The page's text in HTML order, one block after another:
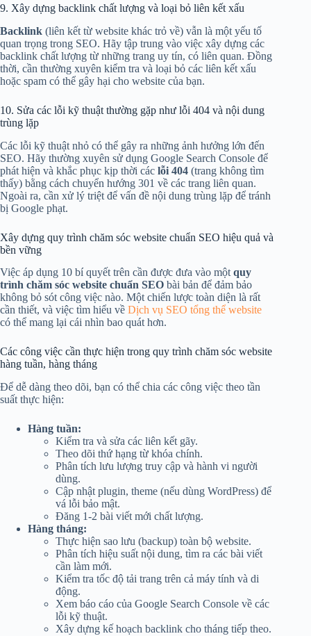
9. Xây dựng backlink chất lượng và loại bỏ liên kết xấu
Backlink (liên kết từ website khác trỏ về) vẫn là một yếu tố
quan trọng trong SEO. Hãy tập trung vào việc xây dựng các
backlink chất lượng từ những trang uy tín, có liên quan. Đồng
thời, cần thường xuyên kiểm tra và loại bỏ các liên kết xấu
hoặc spam có thể gây hại cho website của bạn.
10. Sửa các lỗi kỹ thuật thường gặp như lỗi 404 và nội dung
trùng lặp
Các lỗi kỹ thuật nhỏ có thể gây ra những ảnh hưởng lớn đến
SEO. Hãy thường xuyên sử dụng Google Search Console để
phát hiện và khắc phục kịp thời các lỗi 404 (trang không tìm
thấy) bằng cách chuyển hướng 301 về các trang liên quan.
Ngoài ra, cần xử lý triệt để vấn đề nội dung trùng lặp để tránh
bị Google phạt.
Xây dựng quy trình chăm sóc website chuẩn SEO hiệu quả và
bền vững
Việc áp dụng 10 bí quyết trên cần được đưa vào một quy
trình chăm sóc website chuẩn SEO bài bản để đảm bảo
không bỏ sót công việc nào. Một chiến lược toàn diện là rất
cần thiết, và việc tìm hiểu về Dịch vụ SEO tổng thể website
có thể mang lại cái nhìn bao quát hơn.
Các công việc cần thực hiện trong quy trình chăm sóc website
hàng tuần, hàng tháng
Để dễ dàng theo dõi, bạn có thể chia các công việc theo tần
suất thực hiện:
Hàng tuần:
Kiểm tra và sửa các liên kết gãy.
Theo dõi thứ hạng từ khóa chính.
Phân tích lưu lượng truy cập và hành vi người
dùng.
Cập nhật plugin, theme (nếu dùng WordPress) để
vá lỗi bảo mật.
Đăng 1-2 bài viết mới chất lượng.
Hàng tháng:
Thực hiện sao lưu (backup) toàn bộ website.
Phân tích hiệu suất nội dung, tìm ra các bài viết
cần làm mới.
Kiểm tra tốc độ tải trang trên cả máy tính và di
động.
Xem báo cáo của Google Search Console về các
lỗi kỹ thuật.
Xây dựng kế hoạch backlink cho tháng tiếp theo.